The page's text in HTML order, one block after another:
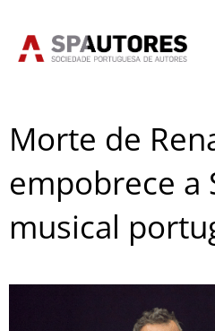
Morte de
empobrece a
musical